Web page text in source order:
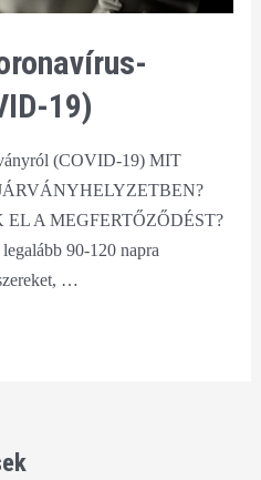
19)
(COVID-19) MIT
A MEGFERTŐZŐDÉST?
90-120 napra
…